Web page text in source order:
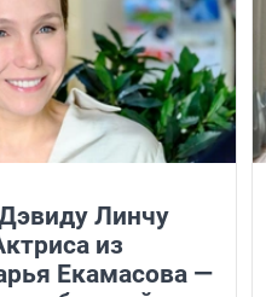
Линчу
из
Екамасова —